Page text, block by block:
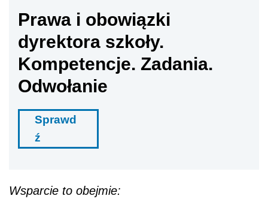
Prawa i obowiązki
dyrektora szkoły.
Kompetencje. Zadania.
Odwołanie
Sprawd
ź
Wsparcie to obejmie: